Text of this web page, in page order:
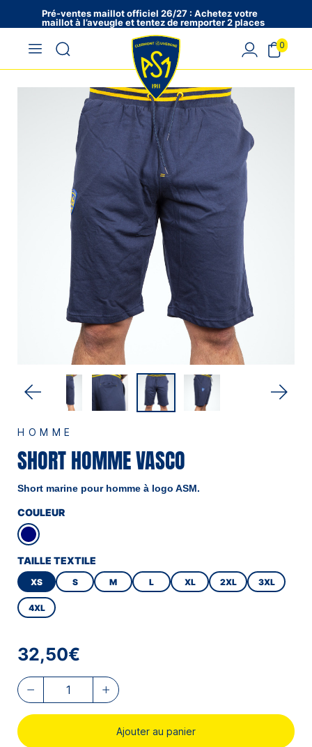
Pré-ventes maillot officiel 26/27 : Achetez votre
maillot à l’aveugle et tentez de remporter 2 places
en VIP !
HOMME
SHORT HOMME VASCO
Short marine pour homme à logo ASM.
COULEUR
TAILLE TEXTILE
XS S M L XL 2XL 3XL
4XL
32,50€
Ajouter au panier
0